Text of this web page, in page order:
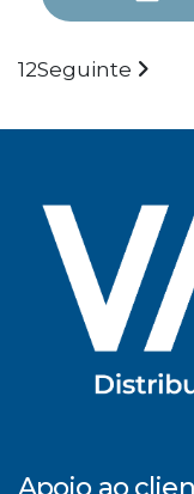
12Seguinte